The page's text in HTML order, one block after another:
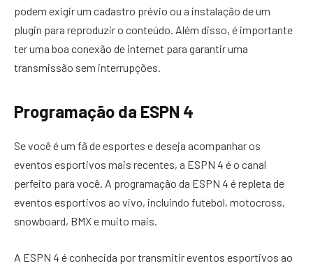
podem exigir um cadastro prévio ou a instalação de um
plugin para reproduzir o conteúdo. Além disso, é importante
ter uma boa conexão de internet para garantir uma
transmissão sem interrupções.
Programação da ESPN 4
Se você é um fã de esportes e deseja acompanhar os
eventos esportivos mais recentes, a ESPN 4 é o canal
perfeito para você. A programação da ESPN 4 é repleta de
eventos esportivos ao vivo, incluindo futebol, motocross,
snowboard, BMX e muito mais.
A ESPN 4 é conhecida por transmitir eventos esportivos ao